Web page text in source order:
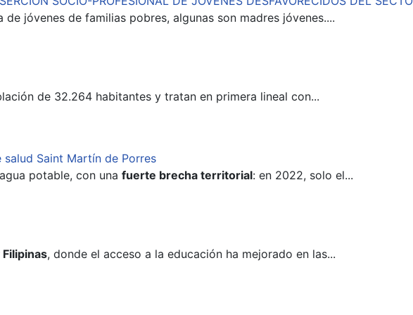
jóvenes de familias pobres, algunas son madres jóvenes....
de 32.264 habitantes y tratan en primera lineal con...
Saint Martín de Porres
potable, con una fuerte brecha territorial: en 2022, solo el...
, donde el acceso a la educación ha mejorado en las...